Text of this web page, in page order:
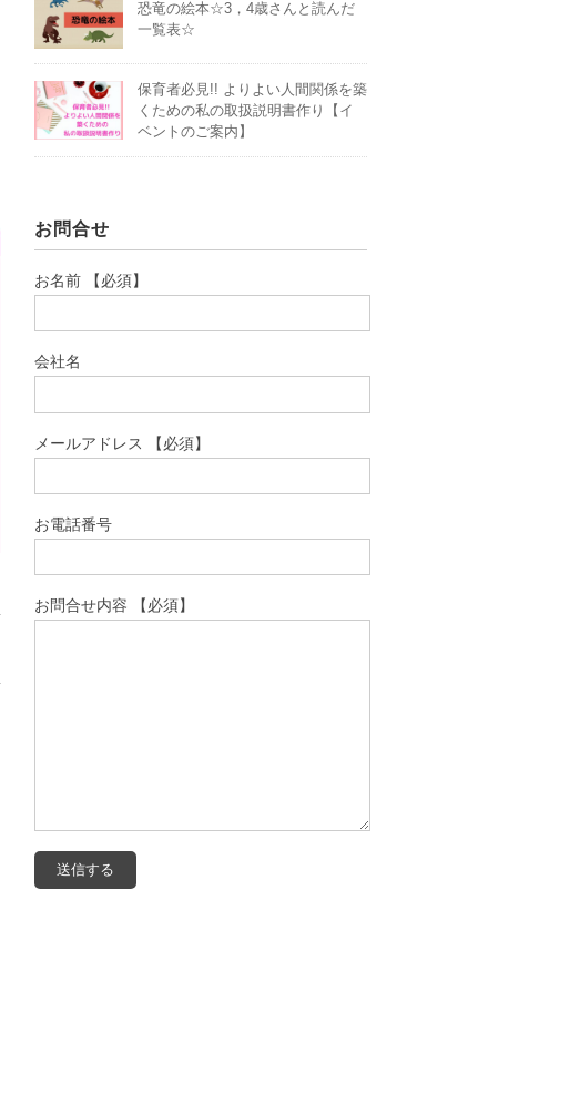
恐竜の絵本☆3，4歳さんと読んだ
一覧表☆
保育者必見!! よりよい人間関係を築
くための私の取扱説明書作り【イ
ベントのご案内】
お問合せ
お名前 【必須】
会社名
メールアドレス 【必須】
お電話番号
お問合せ内容 【必須】